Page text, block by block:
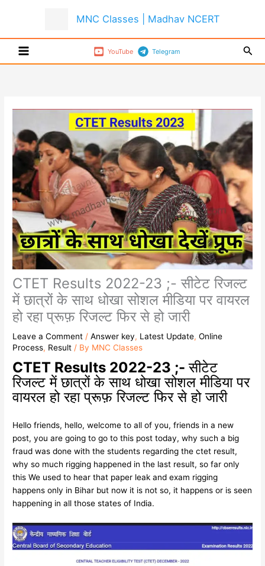
MNC Classes | Madhav NCERT
YouTube Telegram
CTET Results 2022-23 ;- सीटेट रिजल्ट
में छात्रों के साथ धोखा सोशल मीडिया पर वायरल
हो रहा प्रूफ़ रिजल्ट फिर से हो जारी
Leave a Comment /Answer key, Latest Update,Online
Process, Result / By MNC Classes
CTET Results 2022-23 ;-सीटेट
रिजल्ट में छात्रों के साथ धोखा सोशल मीडिया पर
वायरल हो रहा प्रूफ़ रिजल्ट फिर से हो जारी
Hello friends, hello, welcome to all of you, friends in a new
post, you are going to go to this post today, why such a big
fraud was done with the students regarding the ctet result,
why so much rigging happened in the last result, so far only
this We used to hear that paper leak and exam rigging
happens only in Bihar but now it is not so, it happens or is seen
happening in all those states of India.